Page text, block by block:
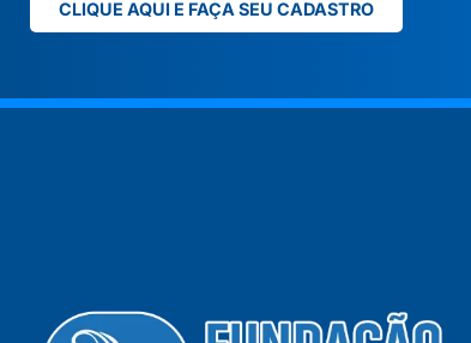
CLIQUE AQUI E FAÇA SEU CADASTRO